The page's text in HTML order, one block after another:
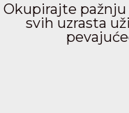
Okupirajte
svih uzrasta